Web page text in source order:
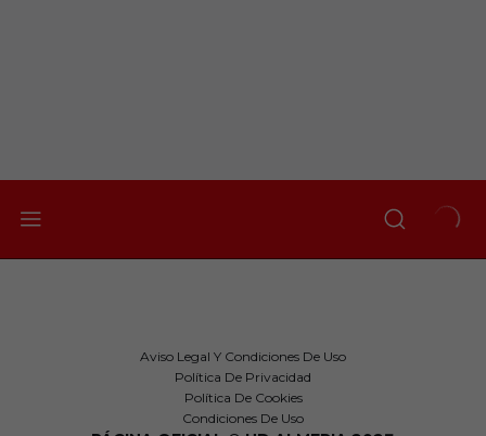
Aviso Legal Y Condiciones De Uso
Política De Privacidad
Política De Cookies
Condiciones De Uso